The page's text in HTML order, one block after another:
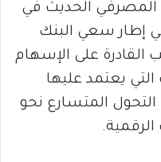
الحديث في
إطار سعي البنك
على الإسهام
يعتمد عليها
المتسارع نحو
الرقمية.